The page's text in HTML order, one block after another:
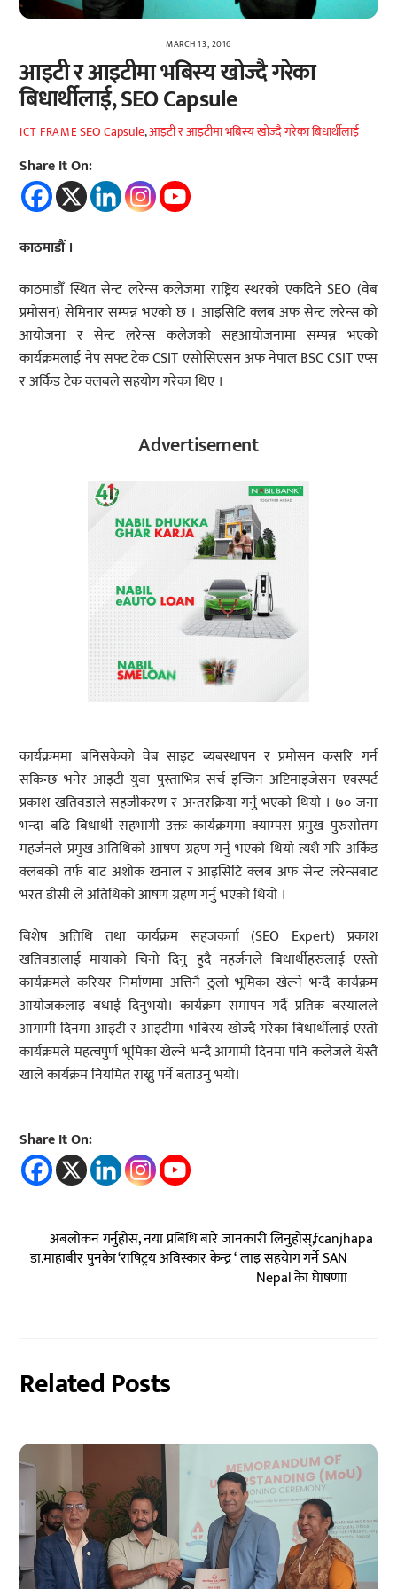
MARCH 13, 2016
आइटी र आइटीमा भबिस्य खोज्दै गरेका
बिधार्थीलाई, SEO Capsule
ICT FRAMESEO Capsule,आइटी र आइटीमा भबिस्य खोज्दै गरेका बिधार्थीलाई
Share It On:
काठमाडौं ।
काठमाडौँ स्थित सेन्ट लरेन्स कलेजमा राष्ट्रिय स्थरको एकदिने SEO (वेब
प्रमोसन) सेमिनार सम्पन्न भएको छ । आइसिटि क्लब अफ सेन्ट लरेन्स को
आयोजना र सेन्ट लरेन्स कलेजको सहआयोजनामा सम्पन्न भएको
कार्यक्रमलाई नेप सफ्ट टेक CSIT एसोसिएसन अफ नेपाल BSC CSIT एप्स
र अर्किड टेक क्लबले सहयोग गरेका थिए ।
Advertisement
कार्यक्रममा बनिसकेको वेब साइट ब्यबस्थापन र प्रमोसन कसरि गर्न
सकिन्छ भनेर आइटी युवा पुस्ताभित्र सर्च इन्जिन अप्टिमाइजेसन एक्स्पर्ट
प्रकाश खतिवडाले सहजीकरण र अन्तरक्रिया गर्नु भएको थियो । ७० जना
भन्दा बढि बिधार्थी सहभागी उक्तः कार्यक्रममा क्याम्पस प्रमुख पुरुसोत्तम
महर्जनले प्रमुख अतिथिको आषण ग्रहण गर्नु भएको थियो त्यशै गरि अर्किड
क्लबको तर्फ बाट अशोक खनाल र आइसिटि क्लब अफ सेन्ट लरेन्सबाट
भरत डीसी ले अतिथिको आषण ग्रहण गर्नु भएको थियो ।
बिशेष अतिथि तथा कार्यक्रम सहजकर्ता (SEO Expert) प्रकाश
खतिवडालाई मायाको चिनो दिनु हुदै महर्जनले बिधार्थीहरुलाई एस्तो
कार्यक्रमले करियर निर्माणमा अत्तिनै ठुलो भूमिका खेल्ने भन्दै कार्यक्रम
आयोजकलाइ बधाई दिनुभयो। कार्यक्रम समापन गर्दै प्रतिक बस्यालले
आगामी दिनमा आइटी र आइटीमा भबिस्य खोज्दै गरेका बिधार्थीलाई एस्तो
कार्यक्रमले महत्वपुर्ण भूमिका खेल्ने भन्दै आगामी दिनमा पनि कलेजले येस्तै
खाले कार्यक्रम नियमित राख्नु पर्ने बताउनु भयो।
Share It On:
अबलोकन गर्नुहोस, नया प्रबिधि बारे जानकारी लिनुहोस्,fcanjhapa
डा.माहाबीर पुनकेा ‘राषिट्रय अविस्कार केन्द्र ‘ लाइ सहयेाग गर्ने SAN
Nepal केा घेाषणाा
Related Posts